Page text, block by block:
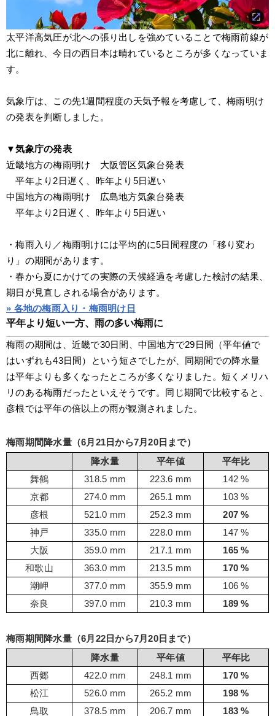
太平洋高気圧が北への張り出しを強めていることで梅雨前線が
北に離れ、今日の西日本は晴れているところが多くなっていま
す。
気象庁は、この先1週間程度の天気予報を考慮して、梅雨明け
の発表を判断しました。
▼気象庁の発表
近畿地方の梅雨明け　大阪管区気象台発表
平年より2日遅く、昨年より5日遅い
中国地方の梅雨明け　広島地方気象台発表
平年より2日遅く、昨年より5日遅い
・梅雨入り／梅雨明けには平均的に5日間程度の「移り変わ
り」の期間があります。
・春から夏にかけての実際の天候経過を考慮した検討の結果、
期日が見直しされる場合があります。
» 各地の梅雨入り・梅雨明け日
平年より短い一方、雨の多い梅雨に
梅雨の期間は、近畿で30日間、中国地方で29日間（平年値で
はいずれも43日間）という短さでしたが、同期間での降水量
は平年よりも多くなったところが多くなりました。短くメリハ
リのある梅雨だったといえそうです。同じ期間で比較すると、
彦根では平年の倍以上の雨が観測されました。
梅雨期間降水量（6月21日から7月20日まで）
降水量
平年値
平年比
舞鶴
318.5 mm 223.6 mm
142 %
京都
274.0 mm 265.1 mm
103 %
彦根
521.0 mm 252.3 mm
207 %
神戸
335.0 mm 228.0 mm
147 %
大阪
359.0 mm 217.1 mm
165 %
和歌山
363.0 mm 213.5 mm
170 %
潮岬
377.0 mm 355.9 mm
106 %
奈良
397.0 mm 210.3 mm 189 %
梅雨期間降水量（6月22日から7月20日まで）
降水量
平年値
平年比
西郷
422.0 mm 248.1 mm
170 %
松江
526.0 mm 265.2 mm
198 %
鳥取
378.5 mm 206.7 mm 183 %